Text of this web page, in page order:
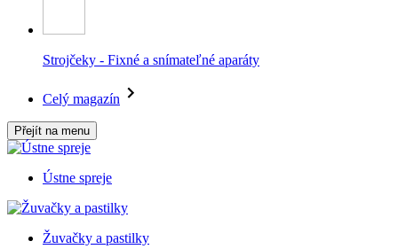
Strojčeky - Fixné a snímateľné aparáty
Celý magazín
Přejít na menu
Ústne spreje
Žuvačky a pastilky